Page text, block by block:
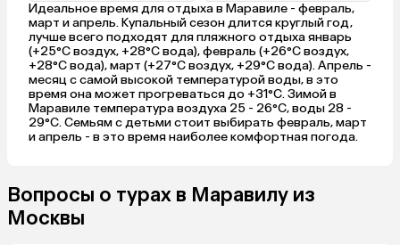
Идеальное время для отдыха в Маравиле - февраль,
март и апрель. Купальный сезон длится круглый год,
лучше всего подходят для пляжного отдыха январь
(+25°C воздух, +28°C вода), февраль (+26°C воздух,
+28°C вода), март (+27°C воздух, +29°C вода). Апрель -
месяц с самой высокой температурой воды, в это
время она может прогреваться до +31°C. Зимой в
Маравиле температура воздуха 25 - 26°C, воды 28 -
29°C. Семьям с детьми стоит выбирать февраль, март
и апрель - в это время наиболее комфортная погода.
Вопросы о турах в Маравилу из
Москвы